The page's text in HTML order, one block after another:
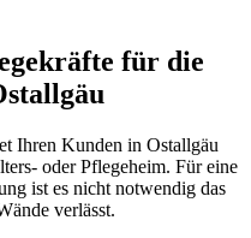
für die
Ihren Kunden in Ostallgäu
oder Pflegeheim. Für eine
ist es nicht notwendig das
verlässt.